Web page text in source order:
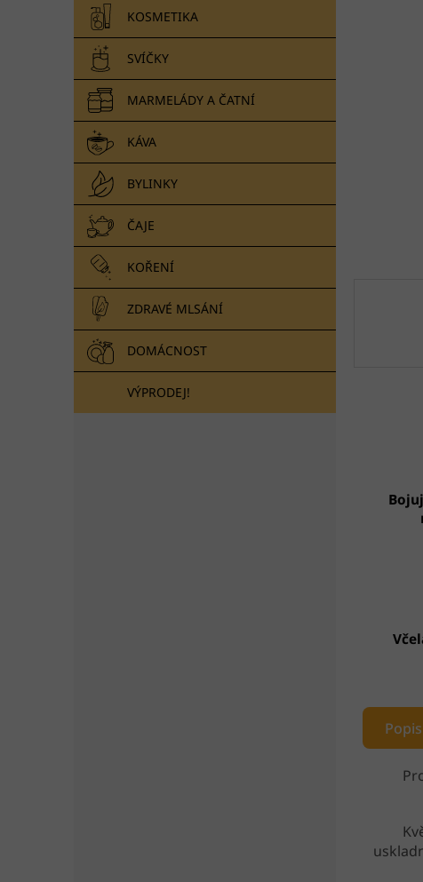
KOSMETIKA
SVÍČKY
MARMELÁDY A ČATNÍ
KÁVA
BYLINKY
ČAJE
KOŘENÍ
ZDRAVÉ MLSÁNÍ
DOMÁCNOST
VÝPRODEJ!
Popis